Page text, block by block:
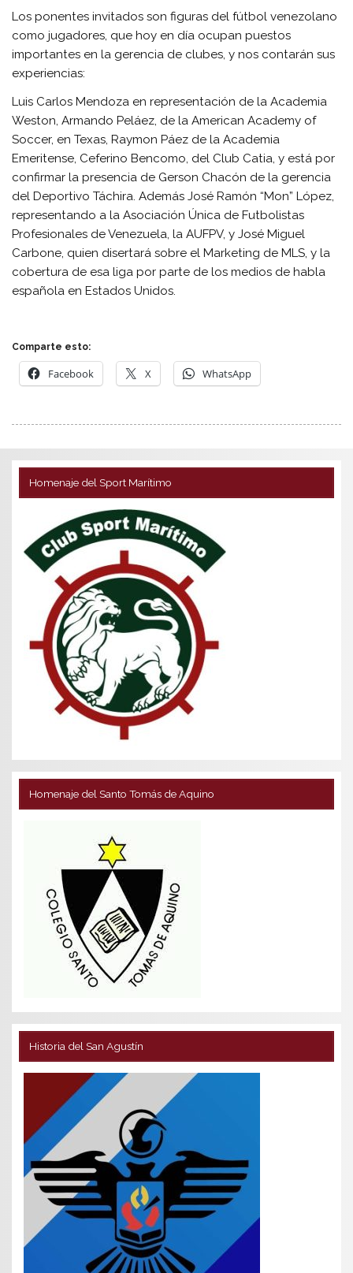
Los ponentes invitados son figuras del fútbol venezolano
como jugadores, que hoy en día ocupan puestos
importantes en la gerencia de clubes, y nos contarán sus
experiencias:
Luis Carlos Mendoza en representación de la Academia
Weston, Armando Peláez, de la American Academy of
Soccer, en Texas, Raymon Páez de la Academia
Emeritense, Ceferino Bencomo, del Club Catia, y está por
confirmar la presencia de Gerson Chacón de la gerencia
del Deportivo Táchira. Además José Ramón “Mon” López,
representando a la Asociación Única de Futbolistas
Profesionales de Venezuela, la AUFPV, y José Miguel
Carbone, quien disertará sobre el Marketing de MLS, y la
cobertura de esa liga por parte de los medios de habla
española en Estados Unidos.
Comparte esto:
Facebook X WhatsApp
Homenaje del Sport Marítimo
Homenaje del Santo Tomás de Aquino
Historia del San Agustín